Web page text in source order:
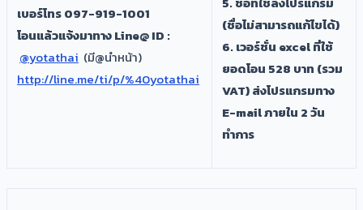
เบอร์โทร 097-919-1001
โอนแล้วแจ้งมาทาง Line@ ID :
@yotathai (มี@นำหน้า)
http://line.me/ti/p/%40yotathai
(ชื่อไม่สามารถแก้ไขได้)
6. เวอร์ชั่น excel ที่ใช้
ยอดโอน 528 บาท (รวม
VAT) ส่งโปรแกรมทาง
E-mail ภายใน 2 วัน
ทำการ